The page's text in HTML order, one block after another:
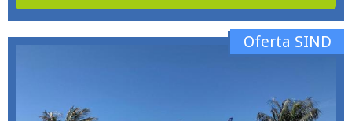
Oferta SIND